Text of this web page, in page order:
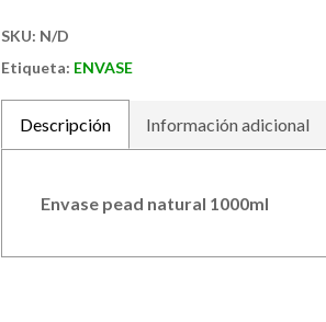
SKU: N/D
Etiqueta: ENVASE
Descripción Información adicional
Envase pead natural 1000ml